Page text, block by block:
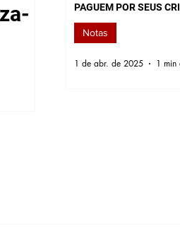
impedir
PAGUEM POR SEUS
Notas
1 de abr. de 2025 1 min